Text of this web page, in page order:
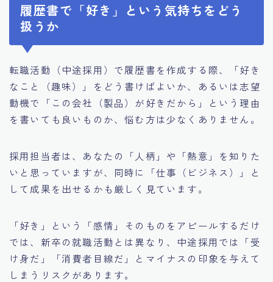
履歴書で「好き」という気持ちをどう
扱うか
転職活動（中途採用）で履歴書を作成する際、「好き
なこと（趣味）」をどう書けばよいか、あるいは志望
動機で「この会社（製品）が好きだから」という理由
を書いても良いものか、悩む方は少なくありません。
採用担当者は、あなたの「人柄」や「熱意」を知りた
いと思っていますが、同時に「仕事（ビジネス）」と
して成果を出せるかも厳しく見ています。
「好き」という「感情」そのものをアピールするだけ
では、新卒の就職活動とは異なり、中途採用では「受
け身だ」「消費者目線だ」とマイナスの印象を与えて
しまうリスクがあります。